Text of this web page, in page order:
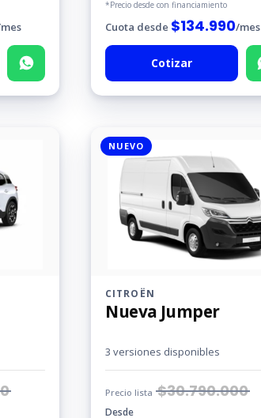
*Precio desde con financiamiento
Cuota desde $134.990/mes
Cotizar
NUEVO
CITROËN
Nueva Jumper
3 versiones disponibles
Precio lista $30.790.000
Desde